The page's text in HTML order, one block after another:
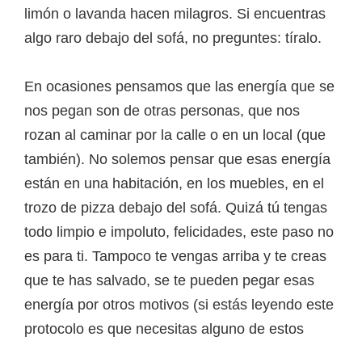
limón o lavanda hacen milagros. Si encuentras
algo raro debajo del sofá, no preguntes: tíralo.
En ocasiones pensamos que las energía que se
nos pegan son de otras personas, que nos
rozan al caminar por la calle o en un local (que
también). No solemos pensar que esas energía
están en una habitación, en los muebles, en el
trozo de pizza debajo del sofá. Quizá tú tengas
todo limpio e impoluto, felicidades, este paso no
es para ti. Tampoco te vengas arriba y te creas
que te has salvado, se te pueden pegar esas
energía por otros motivos (si estás leyendo este
protocolo es que necesitas alguno de estos